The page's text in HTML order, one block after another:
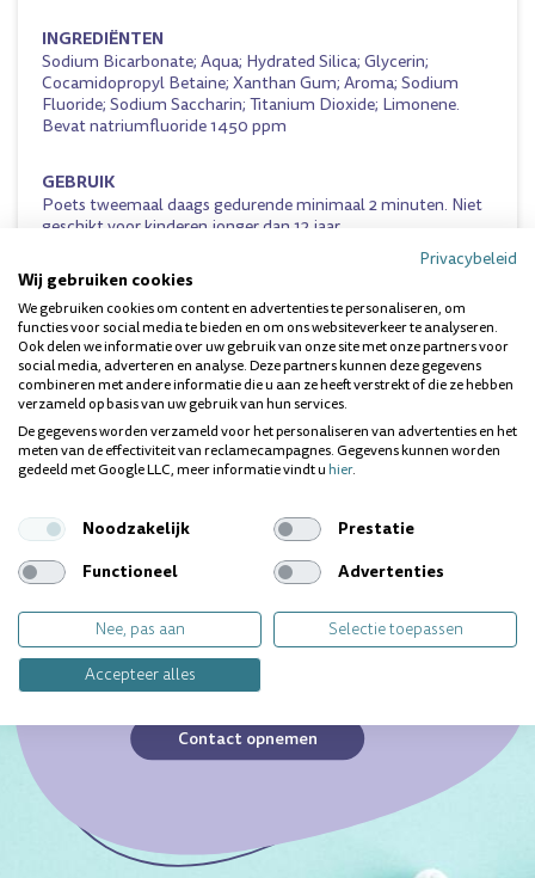
INGREDIËNTEN
Sodium Bicarbonate; Aqua; Hydrated Silica; Glycerin;
Cocamidopropyl Betaine; Xanthan Gum; Aroma; Sodium
Fluoride; Sodium Saccharin; Titanium Dioxide; Limonene.
Bevat natriumfluoride 1450 ppm
GEBRUIK
Poets tweemaal daags gedurende minimaal 2 minuten. Niet
geschikt voor kinderen jonger dan 12 jaar.
Vragen over dit product? Wij helpen je
graag!
Ieder gebit is uniek. Heb je
een specifieke vraag?
Wij geven jou graag
persoonlijk antwoord.
Contact opnemen
Privacybeleid
Wij gebruiken cookies
We gebruiken cookies om content en advertenties te personaliseren, om
functies voor social media te bieden en om ons websiteverkeer te analyseren.
Ook delen we informatie over uw gebruik van onze site met onze partners voor
social media, adverteren en analyse. Deze partners kunnen deze gegevens
combineren met andere informatie die u aan ze heeft verstrekt of die ze hebben
verzameld op basis van uw gebruik van hun services.
De gegevens worden verzameld voor het personaliseren van advertenties en het
meten van de effectiviteit van reclamecampagnes. Gegevens kunnen worden
gedeeld met Google LLC, meer informatie vindt uhier.
Noodzakelijk
Prestatie
Functioneel
Advertenties
Nee, pas aan
Selectie toepassen
Accepteer alles